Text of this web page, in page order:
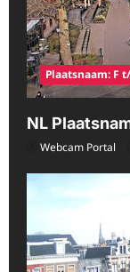
Plaatsnaam: F
NL
Webcam Portal